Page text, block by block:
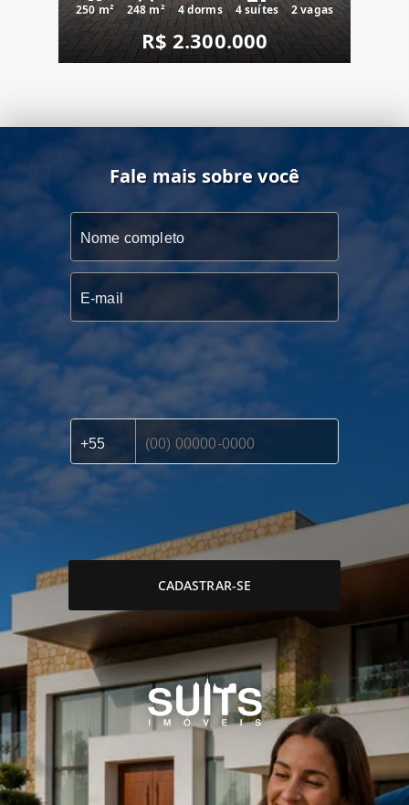
250 m² 248 m² 4 dorms 4 suítes 2 vagas
R$ 2.300.000
Fale mais sobre você
CADASTRAR-SE